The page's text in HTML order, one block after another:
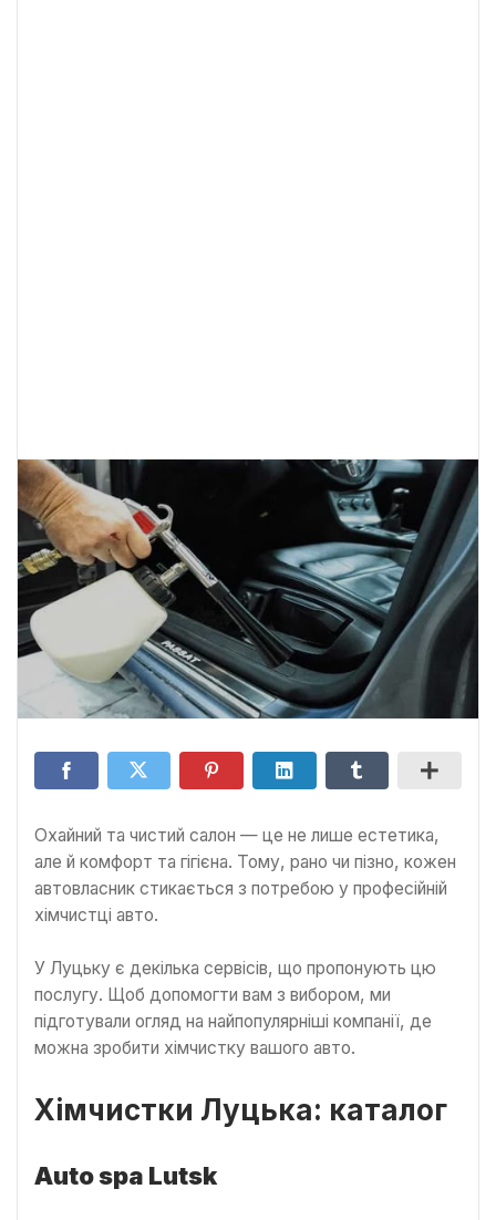
Охайний та чистий салон — це не лише естетика,
але й комфорт та гігієна. Тому, рано чи пізно, кожен
автовласник стикається з потребою у професійній
хімчистці авто.
У Луцьку є декілька сервісів, що пропонують цю
послугу. Щоб допомогти вам з вибором, ми
підготували огляд на найпопулярніші компанії, де
можна зробити хімчистку вашого авто.
Хімчистки Луцька: каталог
Auto spa Lutsk